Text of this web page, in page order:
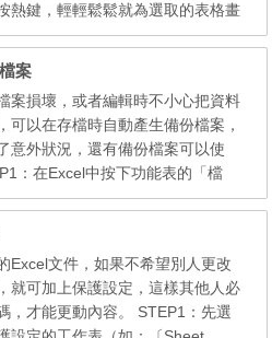
熱鍵，輕輕鬆鬆就為選取的表格畫
STEP1：按下功能表上的「檢
隨後開啟的選單中點選「工具
」，開啟「框線」工具列後。 ST
擇要使用的線條樣式及顏色，然後
線」工具列上的「繪製框線」，接
住「Ctrl...
案
案損壞，或者編輯時不小心把資料
可以在存檔時自動產生備份檔案，
意外狀況，還有備份檔案可以使
：在Excel中按下功能表的「檔
下拉選單中的「另存新檔」，在開
點選「一般選項」。 NOTE：第一
無法建立備份檔案的，只有在修改
時候，才會自動產生備份檔案。 S
存選項...
Excel文件，如果不希望別人更改
就可加上保護設定，這樣其他人必
，才能更動內容。 STEP1：先選